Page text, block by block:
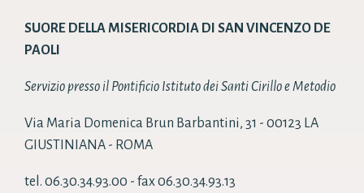
SUORE DELLA MISERICORDIA DI SAN VINCENZO DE
PAOLI
Servizio presso il Pontificio Istituto dei Santi Cirillo e Metodio
Via Maria Domenica Brun Barbantini, 31 - 00123 LA
GIUSTINIANA - ROMA
tel. 06.30.34.93.00 - fax 06.30.34.93.13